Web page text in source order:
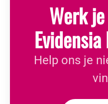
Werk
Help ons je